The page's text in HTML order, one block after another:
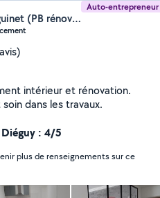
Auto-entrepreneur
Philippe Beguinet (PB rénovation du Sornin)
intérieur et rénovation.
dans les travaux.
: 4/5
plus de renseignements sur ce